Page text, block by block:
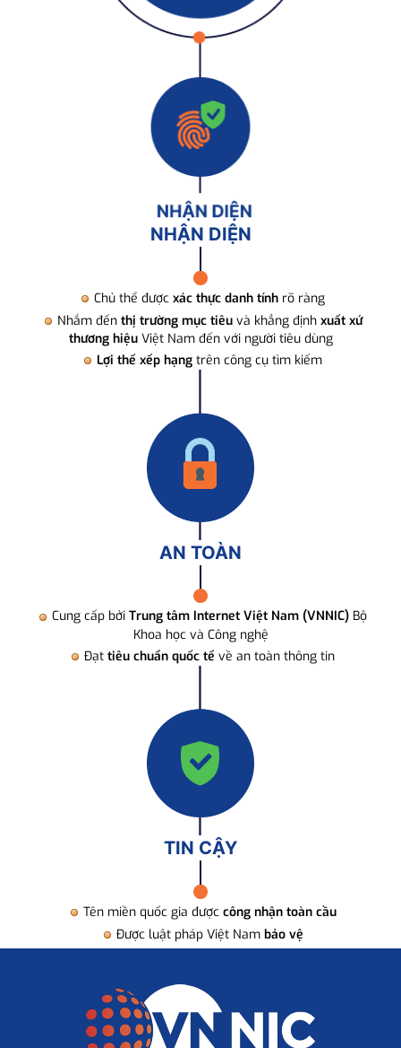
NHẬN DIỆN
Chủ thể được xác thực danh tính rõ ràng
Nhắm đến thị trường mục tiêuvà khẳng định xuất xứ
thương hiệuViệt Nam đến với người tiêu dùng
Lợi thế xếp hạng trên công cụ tìm kiếm
AN TOÀN
Cung cấp bởi Trung tâm Internet Việt Nam (VNNIC) Bộ
Khoa học và Công nghệ
Đạt tiêu chuẩn quốc tế về an toàn thông tin
TIN CẬY
Tên miền quốc gia được công nhận toàn cầu
Được luật pháp Việt Nam bảo vệ